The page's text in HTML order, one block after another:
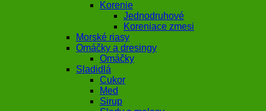
Korenie
Jednodruhové
Koreniace zmesi
Morské riasy
Omáčky a dresingy
Omáčky
Sladidlá
Cukor
Med
Sirup